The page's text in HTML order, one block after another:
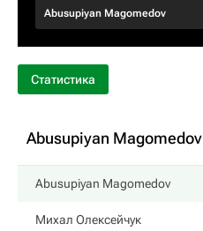
Abusupiyan Magomedov
Статистика
Abusupiyan Magomedov
Abusupiyan Magomedov
Михал Олексейчук